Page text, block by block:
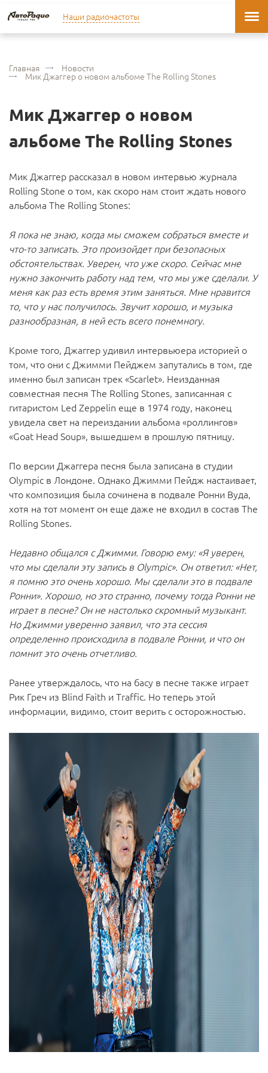
Наши радиочастоты
Главная Новости
Мик Джаггер о новом альбоме The Rolling Stones
Мик Джаггер о новом
альбоме The Rolling Stones
Мик Джаггер рассказал в новом интервью журнала
Rolling Stone о том, как скоро нам стоит ждать нового
альбома The Rolling Stones:
Я пока не знаю, когда мы сможем собраться вместе и
что-то записать. Это произойдет при безопасных
обстоятельствах. Уверен, что уже скоро. Сейчас мне
нужно закончить работу над тем, что мы уже сделали. У
меня как раз есть время этим заняться. Мне нравится
то, что у нас получилось. Звучит хорошо, и музыка
разнообразная, в ней есть всего понемногу.
Кроме того, Джаггер удивил интервьюера историей о
том, что они с Джимми Пейджем запутались в том, где
именно был записан трек «Scarlet». Неизданная
совместная песня The Rolling Stones, записанная с
гитаристом Led Zeppelin еще в 1974 году, наконец
увидела свет на переиздании альбома «роллингов»
«Goat Head Soup», вышедшем в прошлую пятницу.
По версии Джаггера песня была записана в студии
Olympic в Лондоне. Однако Джимми Пейдж настаивает,
что композиция была сочинена в подвале Ронни Вуда,
хотя на тот момент он еще даже не входил в состав The
Rolling Stones.
Недавно общался с Джимми. Говорю ему: «Я уверен,
что мы сделали эту запись в Olympic». Он ответил: «Нет,
я помню это очень хорошо. Мы сделали это в подвале
Ронни». Хорошо, но это странно, почему тогда Ронни не
играет в песне? Он не настолько скромный музыкант.
Но Джимми уверенно заявил, что эта сессия
определенно происходила в подвале Ронни, и что он
помнит это очень отчетливо.
Ранее утверждалось, что на басу в песне также играет
Рик Греч из Blind Faith и Traffic. Но теперь этой
информации, видимо, стоит верить с осторожностью.